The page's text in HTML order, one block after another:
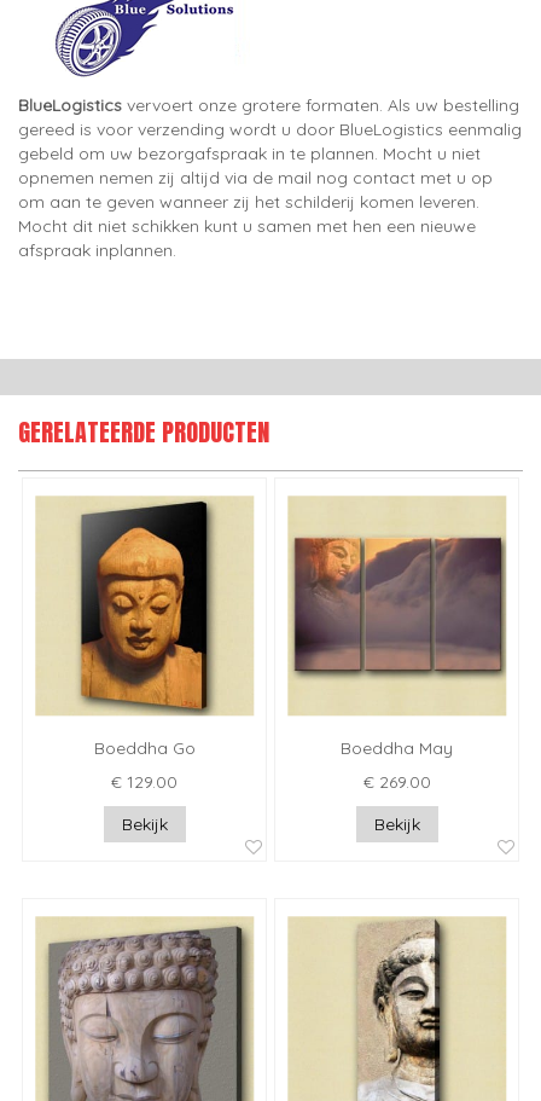
BlueLogistics vervoert onze grotere formaten. Als uw bestelling
gereed is voor verzending wordt u door BlueLogistics eenmalig
gebeld om uw bezorgafspraak in te plannen. Mocht u niet
opnemen nemen zij altijd via de mail nog contact met u op
om aan te geven wanneer zij het schilderij komen leveren.
Mocht dit niet schikken kunt u samen met hen een nieuwe
afspraak inplannen.
GERELATEERDE PRODUCTEN
Boeddha Go
€ 129.00
Bekijk
Boeddha May
€ 269.00
Bekijk